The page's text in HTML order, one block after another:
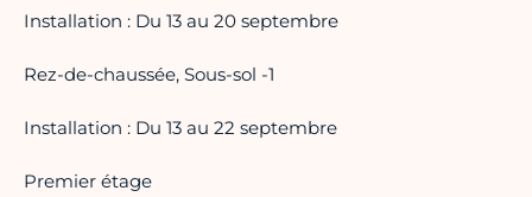
Installation : Du 13 au 20 septembre
Rez-de-chaussée, Sous-sol -1
Installation : Du 13 au 22 septembre
Premier étage